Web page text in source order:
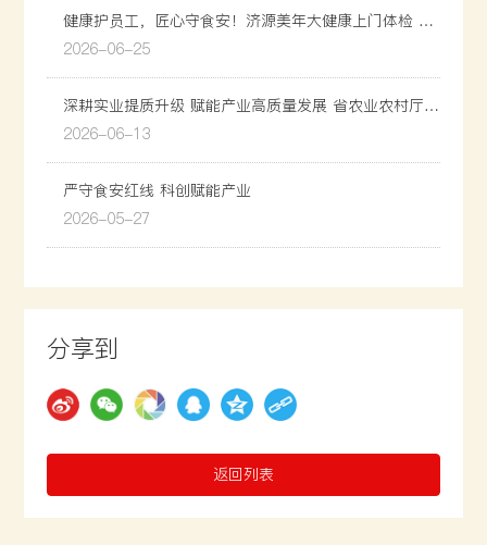
健康护员工，匠心守食安！济源美年大健康上门体检 暖
心赋能欣园豆制品！
2026-06-25
深耕实业提质升级 赋能产业高质量发展 省农业农村厅调
研组莅临我司调研指导
2026-06-13
严守食安红线 科创赋能产业
2026-05-27
分享到
返回列表